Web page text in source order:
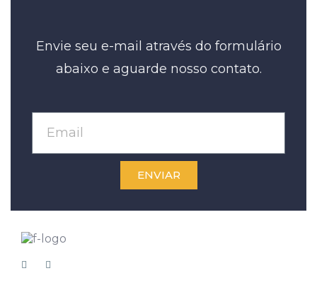
Envie seu e-mail através do formulário
abaixo e aguarde nosso contato.
ENVIAR